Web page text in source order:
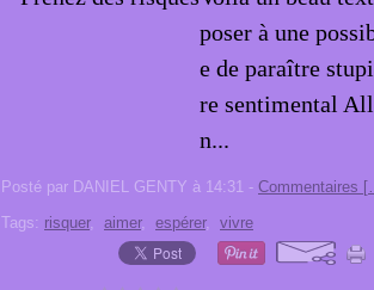
poser à une
e de paraître
re sentimental
n...
Posté par DANIEL GENTY à 14:31 - Commentaires [
Tags: risquer, aimer, espérer, vivre